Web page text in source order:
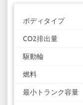
ボディタイプ
CO2排出量
駆動輪
燃料
最小トランク容量